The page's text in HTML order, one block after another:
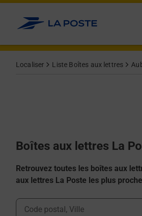
Allez au contenu
Localiser Liste Boîtes aux lettres
Boîtes aux lettres La
Retrouvez toutes les boîtes aux
aux lettres La Poste les plus
Ville, Département, Code Postal